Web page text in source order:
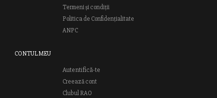
Termeni și condiții
Politica de Confidențialitate
ANPC
CONTUL MEU
Autentifică-te
Creează cont
Clubul RAO